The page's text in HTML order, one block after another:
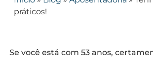
práticos!
Se você está com 53 anos,